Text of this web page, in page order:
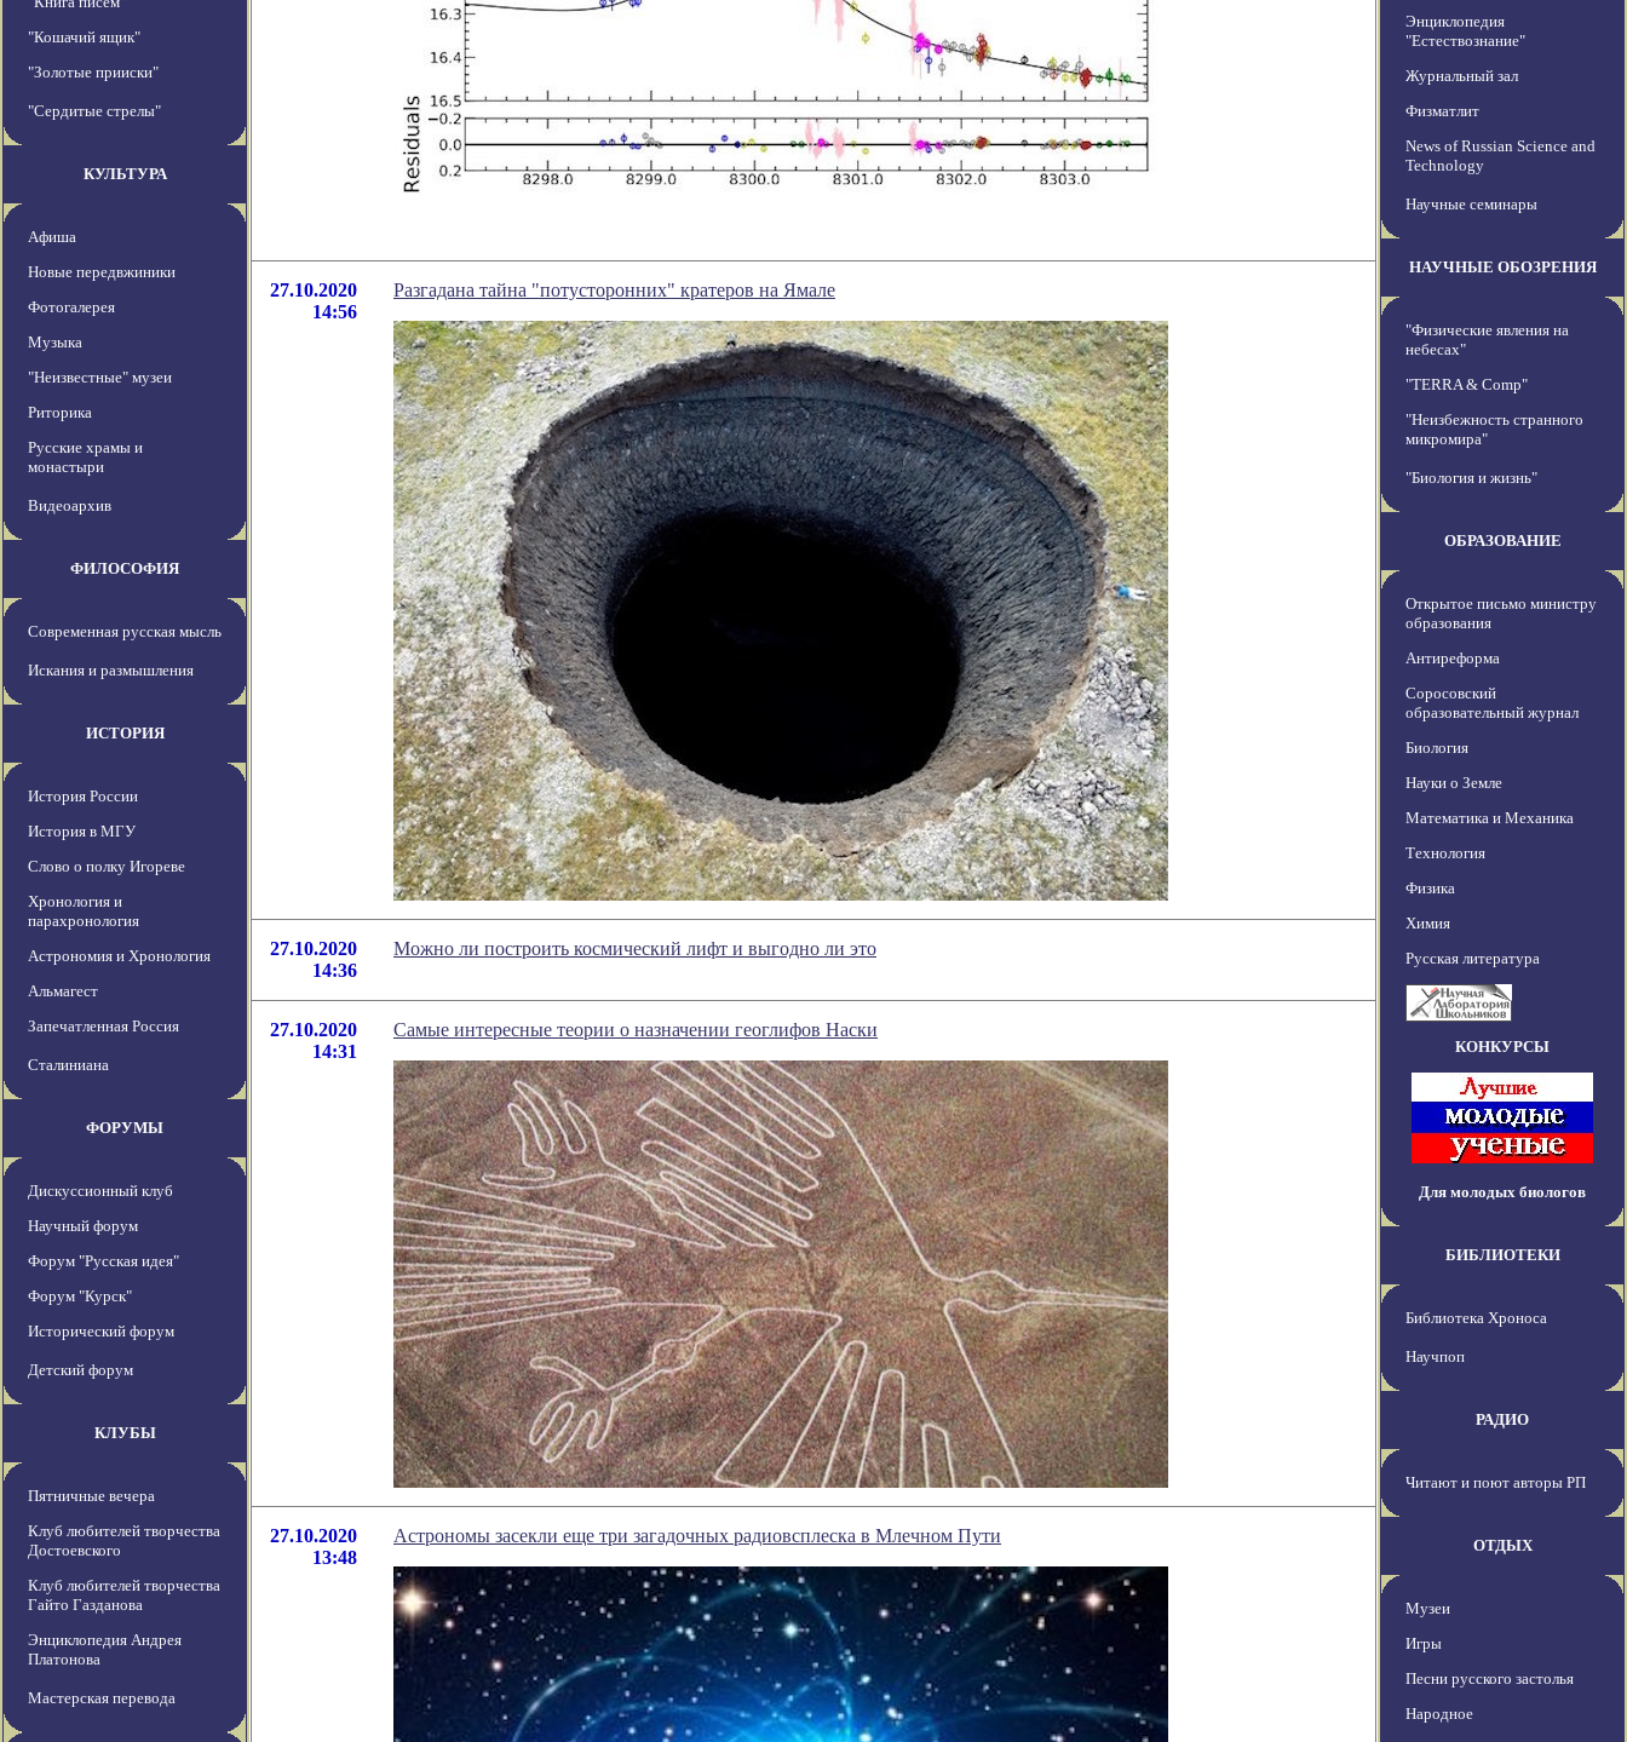
"Кошачий ящик"
"Золотые прииски"
"Сердитые стрелы"
КУЛЬТУРА
Афиша
Новые передвжиники
Фотогалерея
Музыка
"Неизвестные" музеи
Риторика
Русские храмы и
монастыри
Видеоархив
ФИЛОСОФИЯ
Современная русская мысль
Искания и размышления
ИСТОРИЯ
История России
История в МГУ
Слово о полку Игореве
Хронология и
парахронология
Астрономия и Хронология
Альмагест
Запечатленная Россия
Сталиниана
ФОРУМЫ
Дискуссионный клуб
Научный форум
Форум "Русская идея"
Форум "Курск"
Исторический форум
Детский форум
КЛУБЫ
Пятничные вечера
Клуб любителей творчества
Достоевского
Клуб любителей творчества
Гайто Газданова
Энциклопедия Андрея
Платонова
Мастерская перевода
27.10.2020
14:56
Разгадана тайна "потусторонних" кратеров на Ямале
27.10.2020
14:36
Можно ли построить космический лифт и выгодно ли это
27.10.2020
14:31
Самые интересные теории о назначении геоглифов Наски
27.10.2020
13:48
Астрономы засекли еще три загадочных радиовсплеска в Млечном Пути
Энциклопедия
"Естествознание"
Журнальный зал
Физматлит
News of Russian Science and
Technology
Научные семинары
НАУЧНЫЕ ОБОЗРЕНИЯ
"Физические явления на
небесах"
"TERRA & Comp"
"Неизбежность странного
микромира"
"Биология и жизнь"
ОБРАЗОВАНИЕ
Открытое письмо министру
образования
Антиреформа
Соросовский
образовательный журнал
Биология
Науки о Земле
Математика и Механика
Технология
Физика
Химия
Русская литература
КОНКУРСЫ
Для молодых биологов
БИБЛИОТЕКИ
Библиотека Хроноса
Научпоп
РАДИО
Читают и поют авторы РП
ОТДЫХ
Музеи
Игры
Песни русского застолья
Народное